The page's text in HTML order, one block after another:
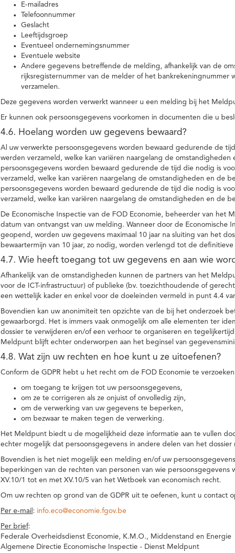
E-mailadres
Telefoonnummer
Geslacht
Leeftijdsgroep
Eventueel ondernemingsnummer
Eventuele website
Andere gegevens betreffende de melding, afhankelijk van de
rijksregisternummer van de melder of het
verzamelen.
Deze gegevens worden verwerkt wanneer u een melding bij het
Er kunnen ook persoonsgegevens voorkomen in documenten die u
4.6. Hoelang worden uw gegevens bewaard?
Al uw verwerkte persoonsgegevens worden bewaard gedurende de
werden verzameld, welke kan variëren naargelang de
persoonsgegevens worden bewaard gedurende de tijd die nodig is
verzameld, welke kan variëren naargelang de omstandigheden en de
persoonsgegevens worden bewaard gedurende de tijd die nodig is
verzameld, welke kan variëren naargelang de omstandigheden en de
De Economische Inspectie van de FOD Economie, beheerder van het
datum van ontvangst van uw melding. Wanneer door de
geopend, worden uw gegevens maximaal 10 jaar na sluiting van het
bewaartermijn van 10 jaar, zo nodig, worden verlengd tot de
4.7. Wie heeft toegang tot uw gegevens en aan wie
Afhankelijk van de omstandigheden kunnen de partners van het
voor de ICT-infrastructuur) of publieke (bv. toezichthoudende of
een wettelijk kader en enkel voor de doeleinden vermeld in punt 4.4
Bovendien kan uw anonimiteit ten opzichte van de bij het onderzoek
gewaarborgd. Het is immers vaak onmogelijk om alle elementen ter
dossier te verwijderen en/of een verhoor te organiseren en
Meldpunt blijft echter onderworpen aan het beginsel van
4.8. Wat zijn uw rechten en hoe kunt u ze uitoefenen?
Conform de GDPR hebt u het recht om de FOD Economie te
om toegang te krijgen tot uw persoonsgegevens,
om ze te corrigeren als ze onjuist of onvolledig zijn,
om de verwerking van uw gegevens te beperken,
om bezwaar te maken tegen de verwerking.
Het Meldpunt biedt u de mogelijkheid deze informatie aan te vullen
echter mogelijk dat persoonsgegevens in andere delen van het
Bovendien is het niet mogelijk een melding en/of uw
beperkingen van de rechten van personen van wie
XV.10/1 tot en met XV.10/5 van het Wetboek van economisch recht.
Om uw rechten op grond van de GDPR uit te oefenen, kunt u contact
Per e-mail : info.eco@economie.fgov.be
Per brief:
Federale Overheidsdienst Economie, K.M.O., Middenstand en Energie
Algemene Directie Economische Inspectie - Dienst Meldpunt